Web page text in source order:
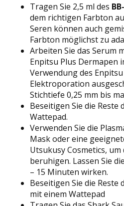
Tragen Sie 2,5 ml des
dem richtigen Farbton
Seren können auch
Farbton möglichst zu
Arbeiten Sie das Serum
Enpitsu Plus Dermapen
Verwendung des
Elektroporation
Stichtiefe 0,25 mm bis
Beseitigen Sie die Reste
Wattepad.
Verwenden Sie die
Mask oder eine
Utsukusy Cosmetics, um
beruhigen. Lassen Sie
– 15 Minuten wirken.
Beseitigen Sie die Reste
mit einem Wattepad